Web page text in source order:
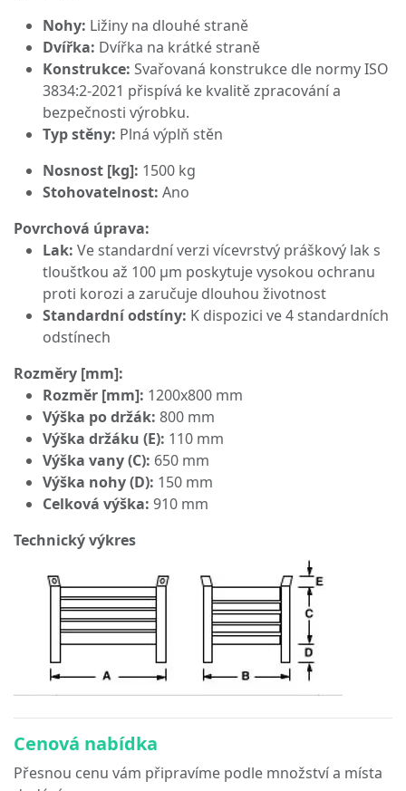
Nohy: Ližiny na dlouhé straně
Dvířka: Dvířka na krátké straně
Konstrukce: Svařovaná konstrukce dle normy ISO
3834:2-2021 přispívá ke kvalitě zpracování a
bezpečnosti výrobku.
Typ stěny: Plná výplň stěn
Nosnost [kg]: 1500 kg
Stohovatelnost: Ano
Povrchová úprava:
Lak: Ve standardní verzi vícevrstvý práškový lak s
tloušťkou až 100 μm poskytuje vysokou ochranu
proti korozi a zaručuje dlouhou životnost
Standardní odstíny: K dispozici ve 4 standardních
odstínech
Rozměry [mm]:
Rozměr [mm]: 1200x800 mm
Výška po držák: 800 mm
Výška držáku (E): 110 mm
Výška vany (C): 650 mm
Výška nohy (D): 150 mm
Celková výška: 910 mm
Technický výkres
Cenová nabídka
Přesnou cenu vám připravíme podle množství a místa